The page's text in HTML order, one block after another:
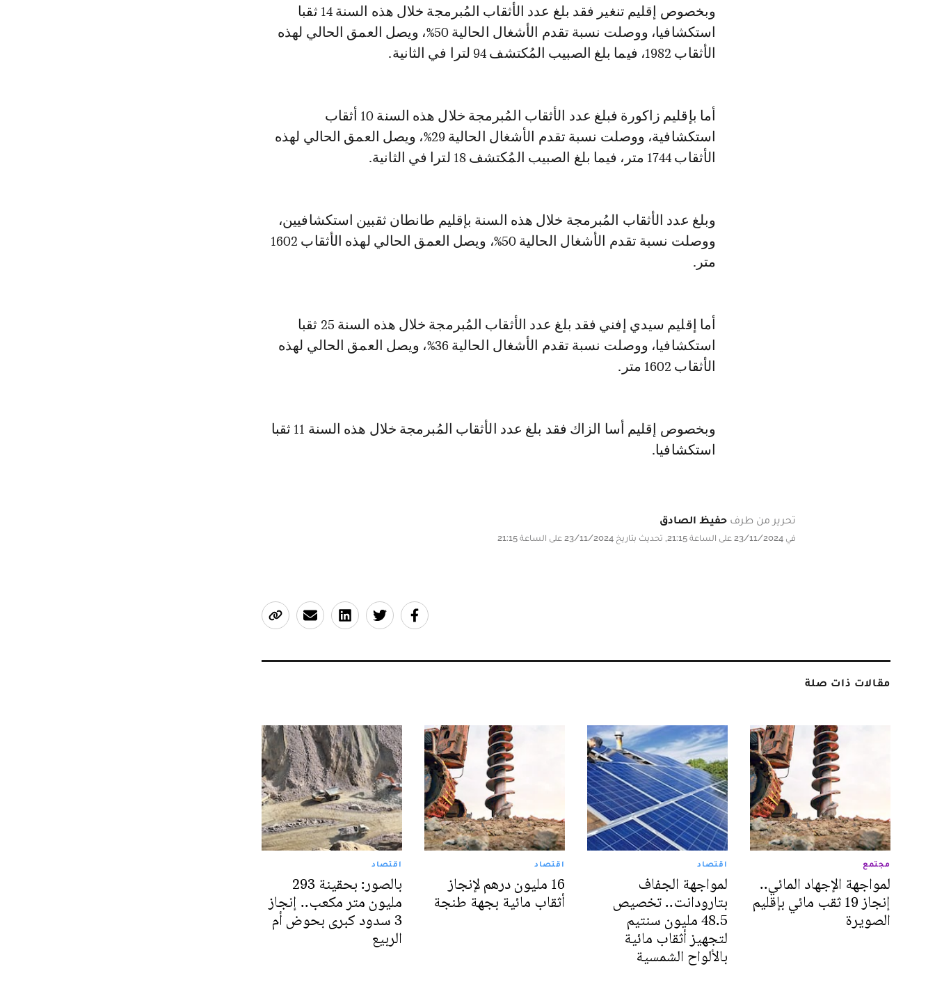
وبخصوص إقليم تنغير فقد بلغ عدد الأثقاب المُبرمجة خلال هذه السنة 14 ثقبا
استكشافيا، ووصلت نسبة تقدم الأشغال الحالية 50%، ويصل العمق الحالي لهذه
الأثقاب 1982، فيما بلغ الصبيب المُكتشف 94 لترا في الثانية.
أما بإقليم زاكورة فبلغ عدد الأثقاب المُبرمجة خلال هذه السنة 10 أثقاب
استكشافية، ووصلت نسبة تقدم الأشغال الحالية 29%، ويصل العمق الحالي لهذه
الأثقاب 1744 متر، فيما بلغ الصبيب المُكتشف 18 لترا في الثانية.
وبلغ عدد الأثقاب المُبرمجة خلال هذه السنة بإقليم طانطان ثقبين استكشافيين،
ووصلت نسبة تقدم الأشغال الحالية 50%، ويصل العمق الحالي لهذه الأثقاب 1602
متر.
أما إقليم سيدي إفني فقد بلغ عدد الأثقاب المُبرمجة خلال هذه السنة 25 ثقبا
استكشافيا، ووصلت نسبة تقدم الأشغال الحالية 36%، ويصل العمق الحالي لهذه
الأثقاب 1602 متر.
وبخصوص إقليم أسا الزاك فقد بلغ عدد الأثقاب المُبرمجة خلال هذه السنة 11 ثقبا
استكشافيا.
تحرير من طرف حفيظ الصادق
في 23/11/2024 على الساعة 21:15, تحديث بتاريخ 23/11/2024 على الساعة 21:15
مقالات ذات صلة
مجتمع
لمواجهة الإجهاد المائي..
إنجاز 19 ثقب مائي بإقليم
الصويرة
اقتصاد
لمواجهة الجفاف
بتارودانت.. تخصيص
48.5 مليون سنتيم
لتجهيز أثقاب مائية
بالألواح الشمسية
اقتصاد
16 مليون درهم لإنجاز
أثقاب مائية بجهة طنجة
اقتصاد
بالصور: بحقينة 293
مليون متر مكعب.. إنجاز
3 سدود كبرى بحوض أم
الربيع